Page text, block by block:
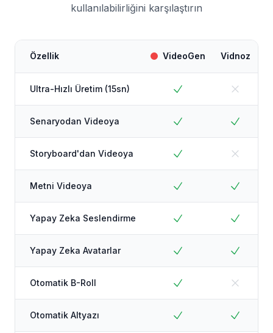
kullanılabilirliğini karşılaştırın
Özellik VideoGen Vidnoz
Ultra-Hızlı Üretim (15sn)
Senaryodan Videoya
Storyboard'dan Videoya
Metni Videoya
Yapay Zeka Seslendirme
Yapay Zeka Avatarlar
Otomatik B-Roll
Otomatik Altyazı